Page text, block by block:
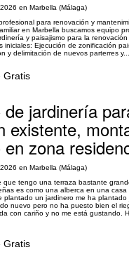
en Marbella (Málaga)
para renovación y
en Marbella buscamos equipo
y paisajismo para la
iniciales: Ejecución de zonificación
y delimitación de nuevos parterres y...
Gratis
jardinería
existente,
zona
en Marbella (Málaga)
que tengo una terraza bastante
es como una alberca en una
plantado un jardinero me ha
nuevo pero no ha puesto bien el
con cariño y no me está gustando.
Gratis